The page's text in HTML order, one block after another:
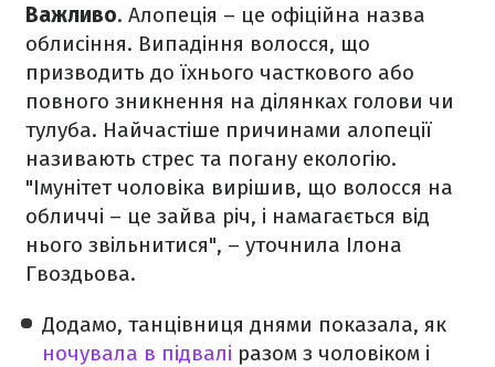
Важливо. Алопеція – це офіційна назва
облисіння. Випадіння волосся, що
призводить до їхнього часткового або
повного зникнення на ділянках голови чи
тулуба. Найчастіше причинами алопеції
називають стрес та погану екологію.
"Імунітет чоловіка вирішив, що волосся на
обличчі – це зайва річ, і намагається від
нього звільнитися", – уточнила Ілона
Гвоздьова.
Додамо, танцівниця днями показала, як
ночувала в підвалі разом з чоловіком і